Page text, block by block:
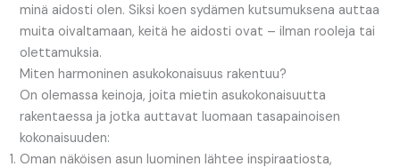
minä aidosti olen. Siksi koen sydämen kutsumuksena auttaa
muita oivaltamaan, keitä he aidosti ovat – ilman rooleja tai
olettamuksia.
Miten harmoninen asukokonaisuus rakentuu?
On olemassa keinoja, joita mietin asukokonaisuutta
rakentaessa ja jotka auttavat luomaan tasapainoisen
kokonaisuuden:
Oman näköisen asun luominen lähtee inspiraatiosta,